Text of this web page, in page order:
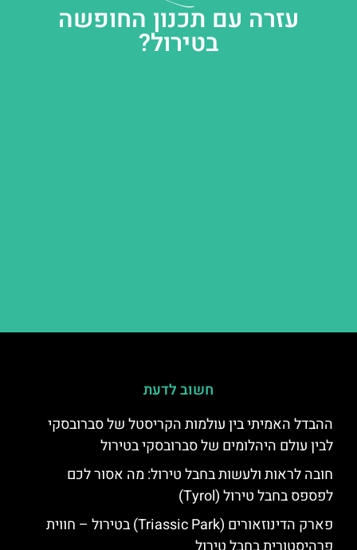
עזרה עם תכנון החופשה
בטירול?
חשוב לדעת
ההבדל האמיתי בין עולמות הקריסטל של סברובסקי
לבין עולם היהלומים של סברובסקי בטירול
חובה לראות ולעשות בחבל טירול: מה אסור לכם
לפספס בחבל טירול (Tyrol)
פארק הדינוזאורים (Triassic Park) בטירול – חווית